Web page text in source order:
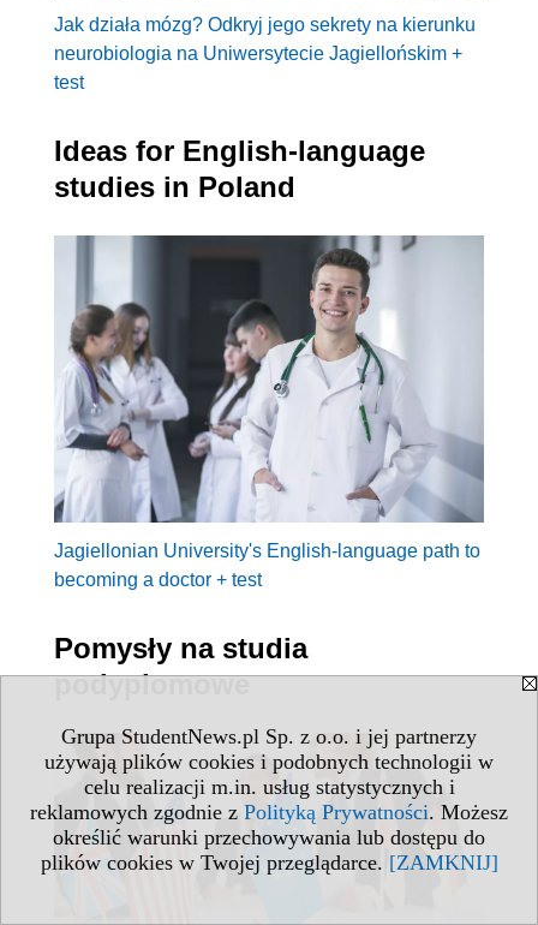
Grupa StudentNews.pl Sp. z o.o. i jej partnerzy
używają plików cookies i podobnych technologii w
celu realizacji m.in. usług statystycznych i
reklamowych zgodnie z Polityką Prywatności. Możesz
określić warunki przechowywania lub dostępu do
plików cookies w Twojej przeglądarce. [ZAMKNIJ]
Jak działa mózg? Odkryj jego sekrety na kierunku
neurobiologia na Uniwersytecie Jagiellońskim +
test
Ideas for English-language
studies in Poland
Jagiellonian University's English-language path to
becoming a doctor + test
Pomysły na studia
podyplomowe